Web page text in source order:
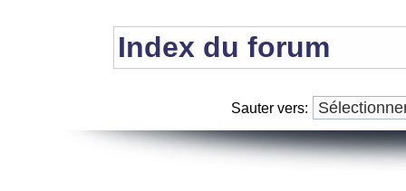
Index du forum
Sauter vers: